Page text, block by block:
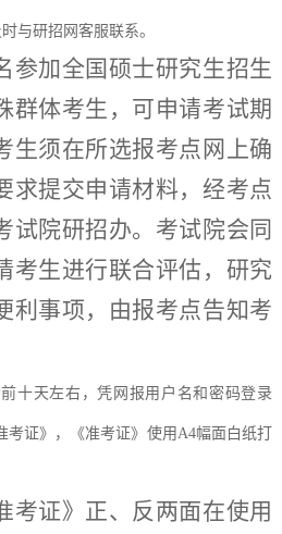
与研招网客服联系。
参加全国硕士研究生招生
群体考生，可申请考试期
生须在所选报考点网上确
求提交申请材料，经考点
试院研招办。考试院会同
考生进行联合评估，研究
利事项，由报考点告知考
十天左右，凭网报用户名和密码登录
考证》，《准考证》使用 A4幅面白纸打
考证》正、反两面在使用